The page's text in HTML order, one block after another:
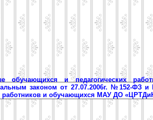
обучающихся и педагогических
законом от 27.07.2006г. №152-ФЗ
работников и обучающихся МАУ ДО